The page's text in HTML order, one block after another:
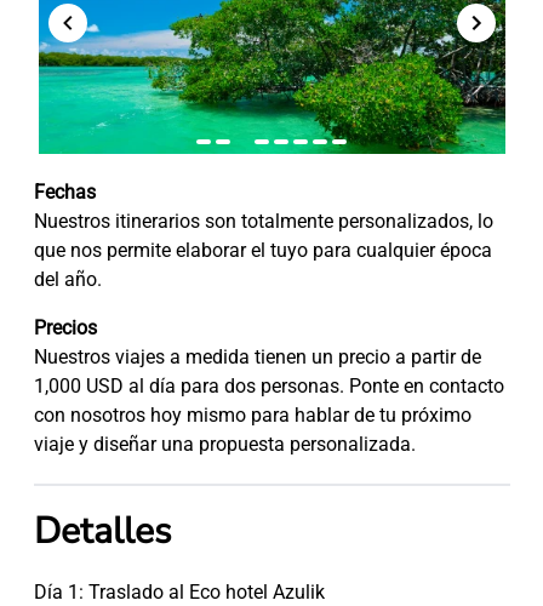
itemitemitemitemitemitemitemitem
3
of
8
Fechas
Nuestros itinerarios son totalmente personalizados, lo
que nos permite elaborar el tuyo para cualquier época
del año.
Precios
Nuestros viajes a medida tienen un precio a partir de
1,000 USD al día para dos personas. Ponte en contacto
con nosotros hoy mismo para hablar de tu próximo
viaje y diseñar una propuesta personalizada.
Detalles
Día 1: Traslado al Eco hotel Azulik